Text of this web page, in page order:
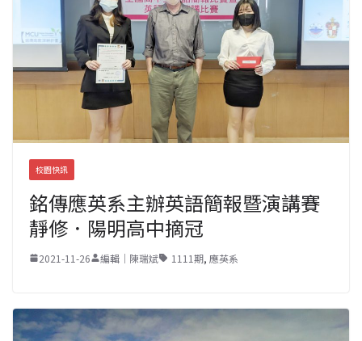
校園快訊
銘傳應英系主辦英語簡報暨演講賽
靜修．陽明高中摘冠
2021-11-26 編輯｜陳瑞斌 1111期, 應英系